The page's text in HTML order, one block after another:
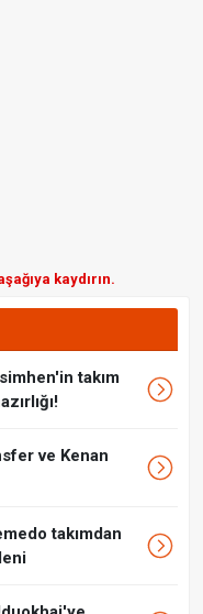
kaydırın.
takım
ve Kenan
takımdan